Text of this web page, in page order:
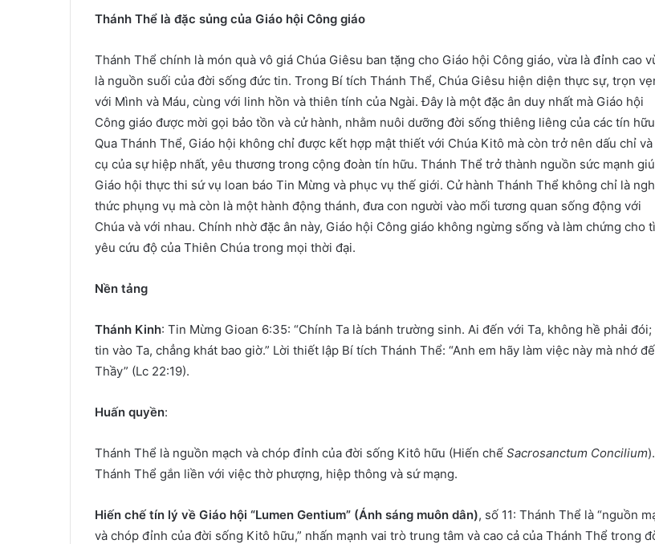
Thánh Thể là đặc sủng của Giáo hội Công giáo
Thánh Thể chính là món quà vô giá Chúa Giêsu ban tặng cho Giáo hội Công giáo, vừa là đỉnh cao
là nguồn suối của đời sống đức tin. Trong Bí tích Thánh Thể, Chúa Giêsu hiện diện thực sự, trọn
với Mình và Máu, cùng với linh hồn và thiên tính của Ngài. Đây là một đặc ân duy nhất mà Giáo hội
Công giáo được mời gọi bảo tồn và cử hành, nhằm nuôi dưỡng đời sống thiêng liêng của các tín
Qua Thánh Thể, Giáo hội không chỉ được kết hợp mật thiết với Chúa Kitô mà còn trở nên dấu chỉ
cụ của sự hiệp nhất, yêu thương trong cộng đoàn tín hữu. Thánh Thể trở thành nguồn sức mạnh
Giáo hội thực thi sứ vụ loan báo Tin Mừng và phục vụ thế giới. Cử hành Thánh Thể không chỉ là
thức phụng vụ mà còn là một hành động thánh, đưa con người vào mối tương quan sống động với
Chúa và với nhau. Chính nhờ đặc ân này, Giáo hội Công giáo không ngừng sống và làm chứng cho
yêu cứu độ của Thiên Chúa trong mọi thời đại.
Nền tảng
Thánh Kinh: Tin Mừng Gioan 6:35: “Chính Ta là bánh trường sinh. Ai đến với Ta, không hề phải đói;
tin vào Ta, chẳng khát bao giờ.” Lời thiết lập Bí tích Thánh Thể: “Anh em hãy làm việc này mà nhớ
Thầy” (Lc 22:19).
Huấn quyền:
Thánh Thể là nguồn mạch và chóp đỉnh của đời sống Kitô hữu (Hiến chế Sacrosanctum Concilium).
Thánh Thể gắn liền với việc thờ phượng, hiệp thông và sứ mạng.
Hiến chế tín lý về Giáo hội “Lumen Gentium” (Ánh sáng muôn dân), số 11: Thánh Thể là “nguồn
và chóp đỉnh của đời sống Kitô hữu,” nhấn mạnh vai trò trung tâm và cao cả của Thánh Thể trong